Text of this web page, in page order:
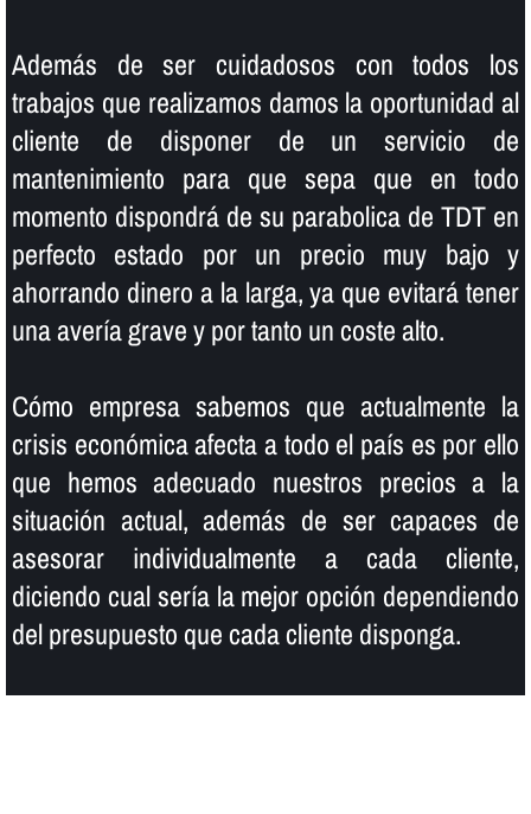
Además de ser cuidadosos con todos los
trabajos que realizamos damos la oportunidad al
cliente de disponer de un servicio de
mantenimiento para que sepa que en todo
momento dispondrá de su parabolica de TDT en
perfecto estado por un precio muy bajo y
ahorrando dinero a la larga, ya que evitará tener
una averí­a grave y por tanto un coste alto.
Cómo empresa sabemos que actualmente la
crisis económica afecta a todo el paí­s es por ello
que hemos adecuado nuestros precios a la
situación actual, además de ser capaces de
asesorar individualmente a cada cliente,
diciendo cual serí­a la mejor opción dependiendo
del presupuesto que cada cliente disponga.